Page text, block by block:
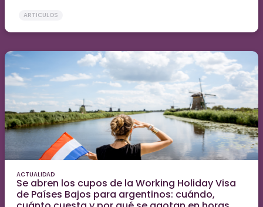
ARTICULOS
ACTUALIDAD
Se abren los cupos de la Working Holiday Visa
de Países Bajos para argentinos: cuándo,